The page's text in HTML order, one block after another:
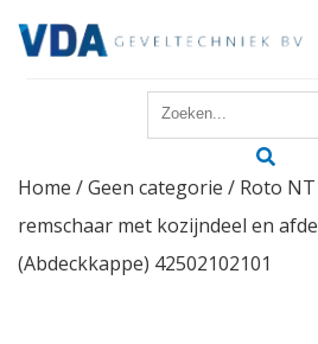
Reparatie
Onderhoud
Home /Geen categorie / Roto
remschaar met kozijndeel en
(Abdeckkappe) 42502102101